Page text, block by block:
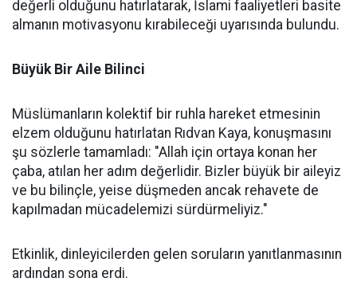
değerli olduğunu hatırlatarak, İslami faaliyetleri basite
almanın motivasyonu kırabileceği uyarısında bulundu.
Büyük Bir Aile Bilinci
Müslümanların kolektif bir ruhla hareket etmesinin
elzem olduğunu hatırlatan Rıdvan Kaya, konuşmasını
şu sözlerle tamamladı: "Allah için ortaya konan her
çaba, atılan her adım değerlidir. Bizler büyük bir aileyiz
ve bu bilinçle, yeise düşmeden ancak rehavete de
kapılmadan mücadelemizi sürdürmeliyiz."
Etkinlik, dinleyicilerden gelen soruların yanıtlanmasının
ardından sona erdi.